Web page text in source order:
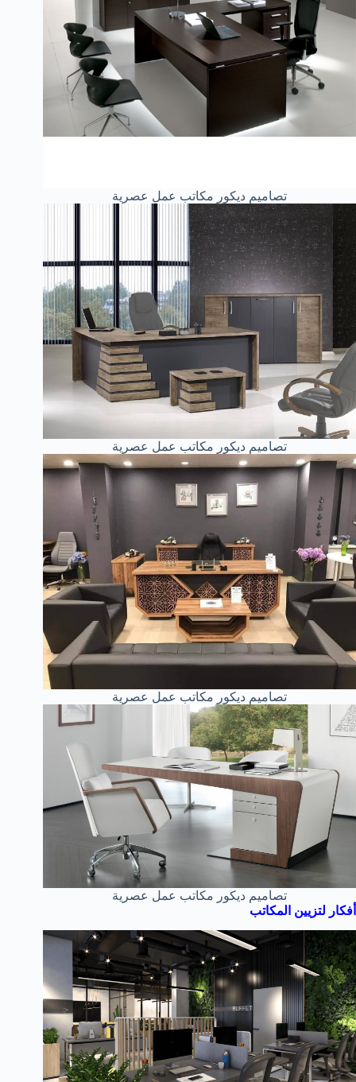
تصاميم ديكور مكاتب عمل عصرية
تصاميم ديكور مكاتب عمل عصرية
تصاميم ديكور مكاتب عمل عصرية
تصاميم ديكور مكاتب عمل عصرية
أفكار لتزيين المكاتب